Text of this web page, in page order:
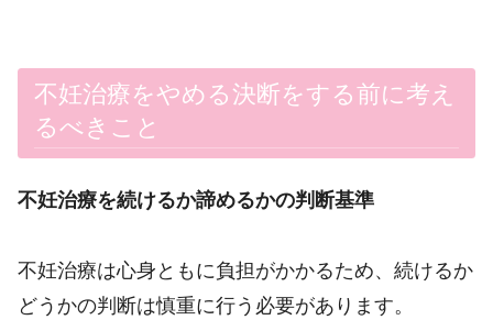
不妊治療をやめる決断をする前に考え
るべきこと
不妊治療を続けるか諦めるかの判断基準
不妊治療は心身ともに負担がかかるため、続けるか
どうかの判断は慎重に行う必要があります。